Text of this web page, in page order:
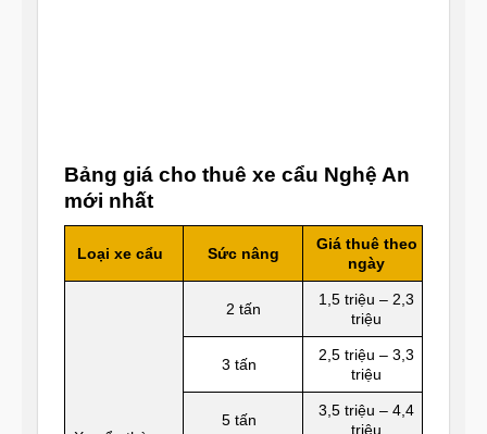
Bảng giá cho thuê xe cẩu Nghệ An
mới nhất
Loại xe cẩu Sức nâng
Giá thuê theo
ngày
2 tấn
1,5 triệu – 2,3
triệu
3 tấn
2,5 triệu – 3,3
triệu
5 tấn
3,5 triệu – 4,4
triệu